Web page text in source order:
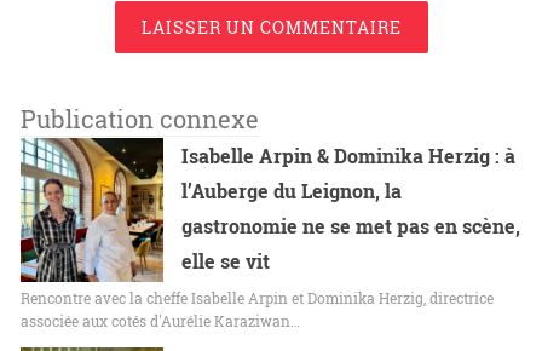
LAISSER UN COMMENTAIRE
Publication connexe
Isabelle Arpin & Dominika Herzig : à
l’Auberge du Leignon, la
gastronomie ne se met pas en scène,
elle se vit
Rencontre avec la cheffe Isabelle Arpin et Dominika Herzig, directrice
associée aux cotés d'Aurélie Karaziwan…